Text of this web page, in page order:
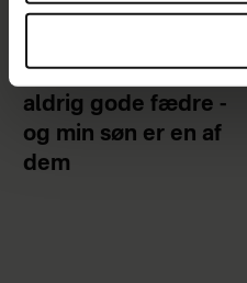
Nogle mænd bliver
aldrig gode fædre -
og min søn er en af
dem